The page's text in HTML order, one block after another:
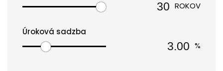
ROKOV
Úroková sadzba
%